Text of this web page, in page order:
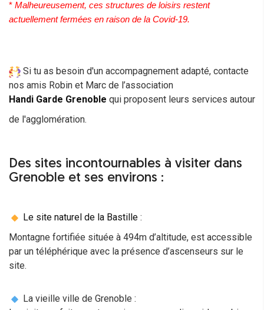
* Malheureusement, ces structures de loisirs restent
actuellement fermées en raison de la Covid-19.
Si tu as besoin d'un accompagnement adapté, contacte
nos amis Robin et Marc de l’association
Handi Garde Grenoble qui proposent leurs services autour
de l'agglomération.
Des sites incontournables à visiter dans
Grenoble et ses environs :
Le site naturel de la Bastille :
Montagne fortifiée située à 494m d’altitude, est accessible
par un téléphérique avec la présence d’ascenseurs sur le
site.
La vieille ville de Grenoble :